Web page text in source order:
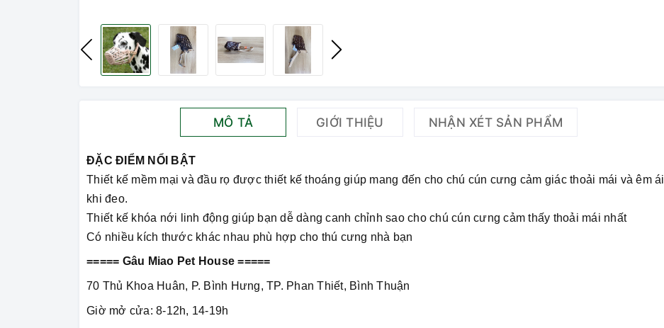
MÔ TẢ GIỚI THIỆU NHẬN XÉT SẢN PHẨM
ĐẶC ĐIỂM NỔI BẬT
Thiết kế mềm mại và đầu rọ được thiết kế thoáng giúp mang đến cho chú cún cưng cảm giác thoải mái và êm ái
khi đeo.
Thiết kế khóa nới linh động giúp bạn dễ dàng canh chỉnh sao cho chú cún cưng cảm thấy thoải mái nhất
Có nhiều kích thước khác nhau phù hợp cho thú cưng nhà bạn
===== Gâu Miao Pet House =====
70 Thủ Khoa Huân, P. Bình Hưng, TP. Phan Thiết, Bình Thuận
Giờ mở cửa: 8-12h, 14-19h